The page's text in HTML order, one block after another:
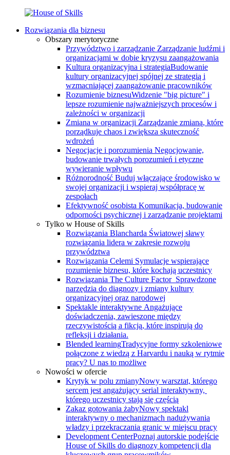
Rozwiązania dla biznesu
Obszary merytoryczne
Przywództwo i zarządzanie Zarządzanie ludźmi i
organizacjami w dobie kryzysu zaangażowania
Kultura organizacyjna i strategiaBudowanie
kultury organizacyjnej spójnej ze strategią i
wzmacniającej zaangażowanie pracowników
Rozumienie biznesuWidzenie "big picture" i
lepsze rozumienie najważniejszych procesów i
zależności w organizacji
Zmiana w organizacji Zarządzanie zmianą, które
porządkuje chaos i zwiększa skuteczność
wdrożeń
Negocjacje i porozumienia Negocjowanie,
budowanie trwałych porozumień i etyczne
wywieranie wpływu
Różnorodność Buduj włączające środowisko w
swojej organizacji i wspieraj współpracę w
zespołach
Efektywność osobista Komunikacja, budowanie
odporności psychicznej i zarządzanie projektami
Tylko w House of Skills
Rozwiązania Blancharda Światowej sławy
rozwiązania lidera w zakresie rozwoju
przywództwa
Rozwiązania Celemi Symulacje wspierające
rozumienie biznesu, które kochają uczestnicy
Rozwiązania The Culture Factor Sprawdzone
narzędzia do diagnozy i zmiany kultury
organizacyjnej oraz narodowej
Spektakle interaktywne Angażujące
doświadczenia, zawieszone między
rzeczywistością a fikcją, które inspirują do
refleksji i działania.
Blended learningTradycyjne formy szkoleniowe
połączone z wiedzą z Harvardu i nauką w rytmie
pracy? U nas to możliwe
Nowości w ofercie
Krytyk w polu zmianyNowy warsztat, którego
sercem jest angażujący serial interaktywny, ​
którego uczestnicy stają się częścią
Zakaz gotowania żabyNowy spektakl
interaktywny o mechanizmach nadużywania
władzy i przekraczania granic w miejscu pracy
Development CenterPoznaj autorskie podejście
House of Skills do diagnozy kompetencji dla